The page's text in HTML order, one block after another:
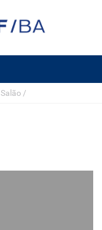
Salão /